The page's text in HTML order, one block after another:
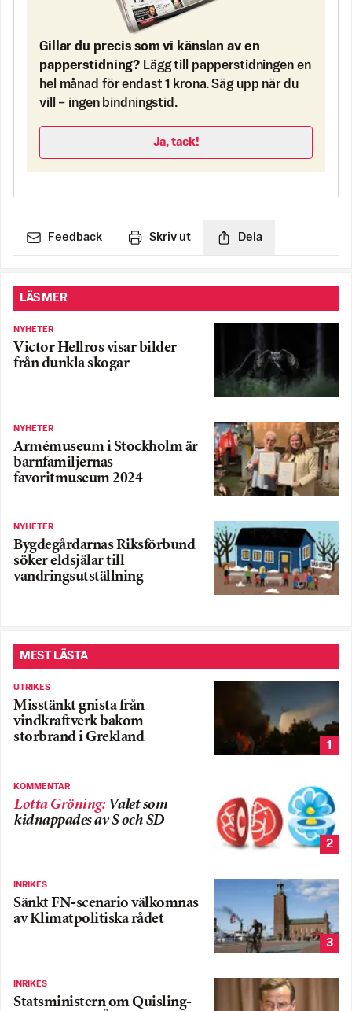
Gillar du precis som vi känslan av en
papperstidning? Lägg till papperstidningen en
hel månad för endast 1 krona. Säg upp när du
vill – ingen bindningstid.
Ja, tack!
Feedback Skriv ut Dela
LÄS MER
NYHETER
Victor Hellros visar bilder
från dunkla skogar
NYHETER
Armémuseum i Stockholm är
barnfamiljernas
favoritmuseum 2024
NYHETER
Bygdegårdarnas Riksförbund
söker eldsjälar till
vandringsutställning
MEST LÄSTA
UTRIKES
Misstänkt gnista från
vindkraftverk bakom
storbrand i Grekland
1
KOMMENTAR
Lotta Gröning: Valet som
kidnappades av S och SD
2
INRIKES
Sänkt FN-scenario välkomnas
av Klimatpolitiska rådet
3
INRIKES
Statsministern om Quisling-